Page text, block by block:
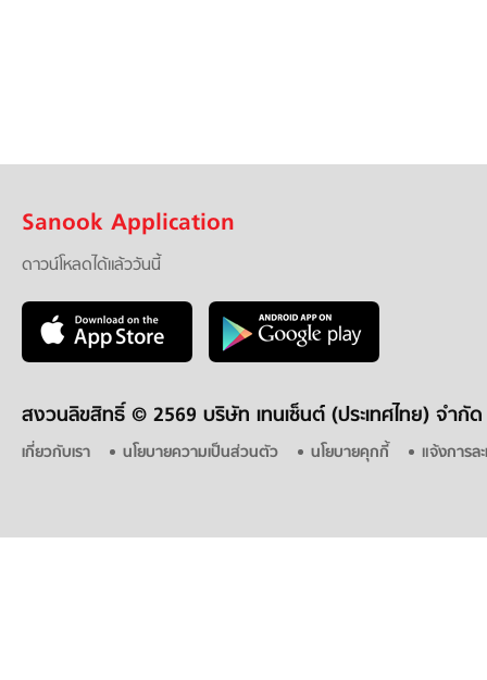
Sanook Application
ดาวน์โหลดได้แล้ววันนี้
สงวนลิขสิทธิ์ © 2569 บริษัท เทนเซ็นต์ (ประเทศไทย) จำกัด
เกี่ยวกับเรา นโยบายความเป็นส่วนตัว นโยบายคุกกี้ แจ้งการล